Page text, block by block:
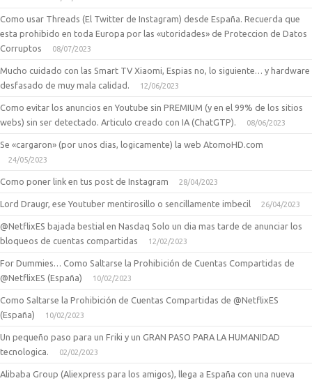
Como usar Threads (El Twitter de Instagram) desde España. Recuerda que
esta prohibido en toda Europa por las «utoridades» de Proteccion de Datos
Corruptos
08/07/2023
Mucho cuidado con las Smart TV Xiaomi, Espias no, lo siguiente… y hardware
desfasado de muy mala calidad.
12/06/2023
Como evitar los anuncios en Youtube sin PREMIUM (y en el 99% de los sitios
webs) sin ser detectado. Articulo creado con IA (ChatGTP).
08/06/2023
Se «cargaron» (por unos dias, logicamente) la web AtomoHD.com
24/05/2023
Como poner link en tus post de Instagram 28/04/2023
Lord Draugr, ese Youtuber mentirosillo o sencillamente imbecil 26/04/2023
@NetflixES bajada bestial en Nasdaq Solo un dia mas tarde de anunciar los
bloqueos de cuentas compartidas
12/02/2023
For Dummies… Como Saltarse la Prohibición de Cuentas Compartidas de
@NetflixES (España)
10/02/2023
Como Saltarse la Prohibición de Cuentas Compartidas de @NetflixES
(España)
10/02/2023
Un pequeño paso para un Friki y un GRAN PASO PARA LA HUMANIDAD
tecnologica.
02/02/2023
Alibaba Group (Aliexpress para los amigos), llega a España con una nueva